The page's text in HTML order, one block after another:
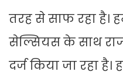
तरह से साफ रहा है।
सेल्सियस के साथ
दर्ज किया जा रहा है।